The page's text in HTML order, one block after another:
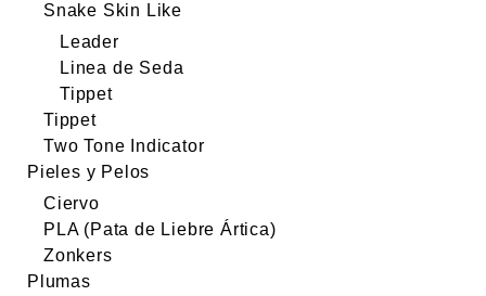
Snake Skin Like
Leader
Linea de Seda
Tippet
Tippet
Two Tone Indicator
Pieles y Pelos
Ciervo
PLA (Pata de Liebre Ártica)
Zonkers
Plumas